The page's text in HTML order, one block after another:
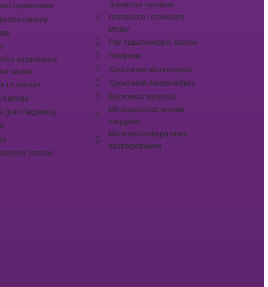
порожнини
каналу
кишківника
кишки
та хрящів
Капоші
(рак Педжета)
залози
Злоякісні пухлини
головного і спинного
мозку
Рак підшлункової залози
Лімфоми
Хронічний мієлолейкоз
Хронічний лімфолейкоз
Мієломна хвороба
Мієлодиспластичний
синдром
Мієлопроліферативні
захворювання